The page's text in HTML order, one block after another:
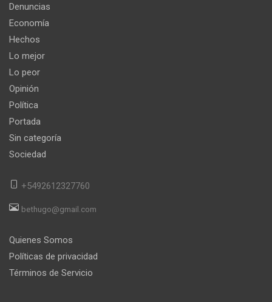
Denuncias
Economía
Hechos
Lo mejor
Lo peor
Opinión
Política
Portada
Sin categoría
Sociedad
+5492612327760
bethugo@gmail.com
Quienes Somos
Políticas de privacidad
Términos de Servicio